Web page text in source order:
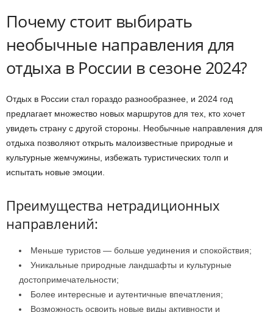
Почему стоит выбирать
необычные направления для
отдыха в России в сезоне 2024?
Отдых в России стал гораздо разнообразнее, и 2024 год
предлагает множество новых маршрутов для тех, кто хочет
увидеть страну с другой стороны. Необычные направления для
отдыха позволяют открыть малоизвестные природные и
культурные жемчужины, избежать туристических толп и
испытать новые эмоции.
Преимущества нетрадиционных
направлений:
Меньше туристов — больше уединения и спокойствия;
Уникальные природные ландшафты и культурные
достопримечательности;
Более интересные и аутентичные впечатления;
Возможность освоить новые виды активности и